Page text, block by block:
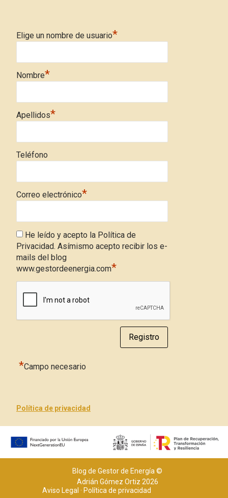
Elige un nombre de usuario*
Nombre*
Apellidos*
Teléfono
Correo electrónico*
He leído y acepto la Política de
Privacidad. Asímismo acepto recibir los e-
mails del blog
www.gestordeenergia.com*
*Campo necesario
Política de privacidad
Blog de Gestor de Energía ©
Adrián Gómez Ortiz 2026
Aviso Legal ·Política de privacidad